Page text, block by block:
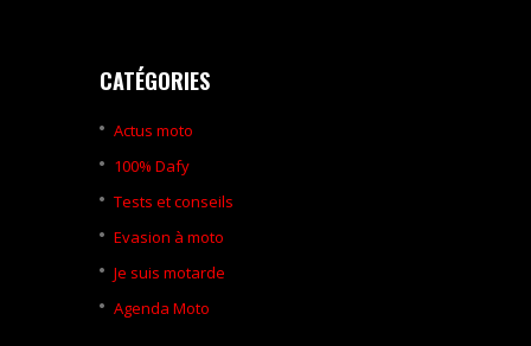
CATÉGORIES
Actus moto
100% Dafy
Tests et conseils
Evasion à moto
Je suis motarde
Agenda Moto